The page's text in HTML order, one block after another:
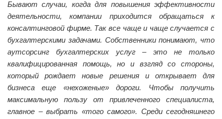
Бывают случаи, когда для повышения эффективности
деятельности, компании приходится обращаться к
консалтинговой фирме. Так все чаще и чаще случается с
бухгалтерскими задачами. Собственники понимают, что
аутсорсинг бухгалтерских услуг – это не только
квалифицированная помощь, но и взгляд со стороны,
который рождает новые решения и открывает для
бизнеса еще «нехоженые» дороги. Чтобы получить
максимальную пользу от привлеченного специалиста,
главное – выбрать «того самого». Среди сегодняшнего